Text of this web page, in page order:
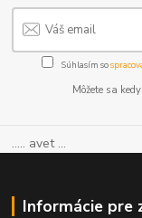
Súhlasím so
Môžete sa
..... avet ...
Informácie pre